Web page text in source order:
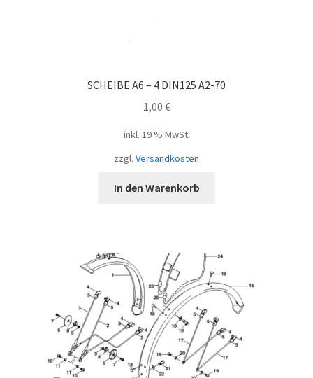
SCHEIBE A6 – 4 DIN125 A2-70
1,00 €
inkl. 19 % MwSt.
zzgl. Versandkosten
In den Warenkorb